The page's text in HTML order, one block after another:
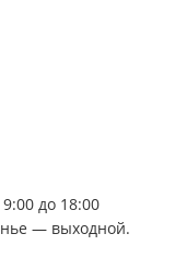
до 18:00
— выходной.